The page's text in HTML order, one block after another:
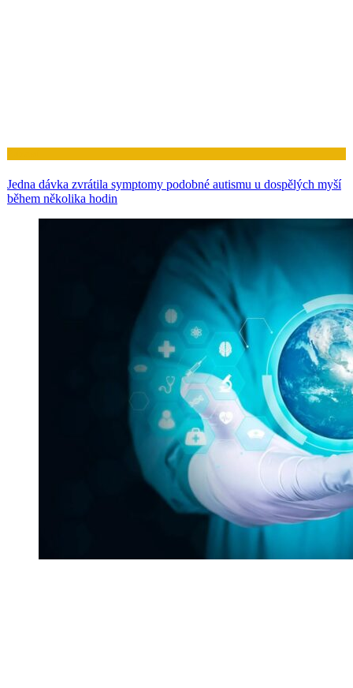
Jedna dávka zvrátila symptomy podobné autismu u dospělých myší
během několika hodin